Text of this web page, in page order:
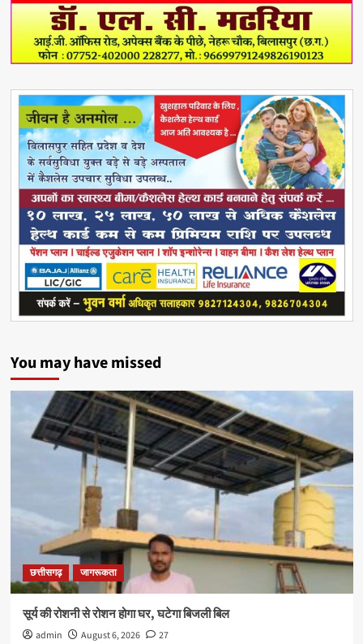
You may have missed
छत्तीसगढ़ जागरूकता
सूर्य की रोशनी से रोशन होगा घर, घटेगा बिजली बिल
admin August 6, 2026 27